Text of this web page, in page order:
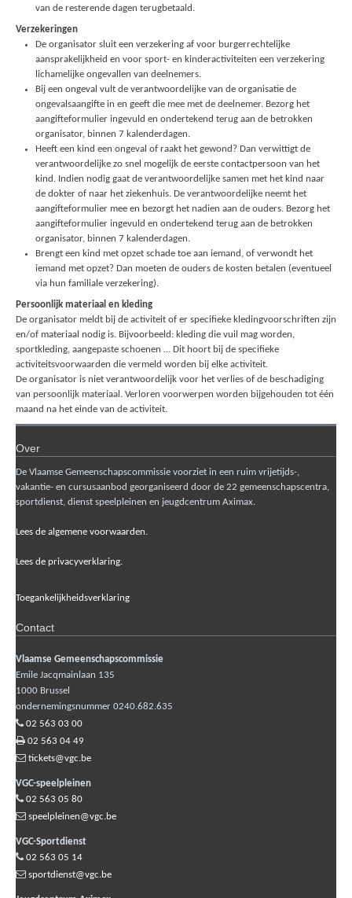
van de resterende dagen terugbetaald.
Verzekeringen
De organisator sluit een verzekering af voor burgerrechtelijke
aansprakelijkheid en voor sport- en kinderactiviteiten een verzekering
lichamelijke ongevallen van deelnemers.
Bij een ongeval vult de verantwoordelijke van de organisatie de
ongevalsaangifte in en geeft die mee met de deelnemer. Bezorg het
aangifteformulier ingevuld en ondertekend terug aan de betrokken
organisator, binnen 7 kalenderdagen.
Heeft een kind een ongeval of raakt het gewond? Dan verwittigt de
verantwoordelijke zo snel mogelijk de eerste contactpersoon van het
kind. Indien nodig gaat de verantwoordelijke samen met het kind naar
de dokter of naar het ziekenhuis. De verantwoordelijke neemt het
aangifteformulier mee en bezorgt het nadien aan de ouders. Bezorg het
aangifteformulier ingevuld en ondertekend terug aan de betrokken
organisator, binnen 7 kalenderdagen.
Brengt een kind met opzet schade toe aan iemand, of verwondt het
iemand met opzet? Dan moeten de ouders de kosten betalen (eventueel
via hun familiale verzekering).
Persoonlijk materiaal en kleding
De organisator meldt bij de activiteit of er specifieke kledingvoorschriften zijn
en/of materiaal nodig is. Bijvoorbeeld: kleding die vuil mag worden,
sportkleding, aangepaste schoenen … Dit hoort bij de specifieke
activiteitsvoorwaarden die vermeld worden bij elke activiteit.
De organisator is niet verantwoordelijk voor het verlies of de beschadiging
van persoonlijk materiaal. Verloren voorwerpen worden bijgehouden tot één
maand na het einde van de activiteit.
Over
De Vlaamse Gemeenschapscommissie voorziet in een ruim vrijetijds-,
vakantie- en cursusaanbod georganiseerd door de 22 gemeenschapscentra,
sportdienst, dienst speelpleinen en jeugdcentrum Aximax.
Lees de algemene voorwaarden.
Lees de privacyverklaring.
Toegankelijkheidsverklaring
Contact
Vlaamse Gemeenschapscommissie
Emile Jacqmainlaan 135
1000 Brussel
ondernemingsnummer 0240.682.635
02 563 03 00
02 563 04 49
tickets@vgc.be
VGC-speelpleinen
02 563 05 80
speelpleinen@vgc.be
VGC-Sportdienst
02 563 05 14
sportdienst@vgc.be